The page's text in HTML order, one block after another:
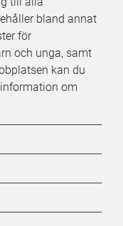
bland annat
för
och unga, samt
kan du
om